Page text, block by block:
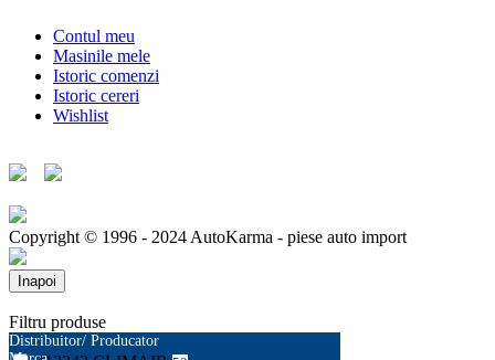
Contul meu
Masinile mele
Istoric comenzi
Istoric cereri
Wishlist
Copyright © 1996 - 2024 AutoKarma - piese auto import
Inapoi
Filtru produse
Distribuitor/ Producator